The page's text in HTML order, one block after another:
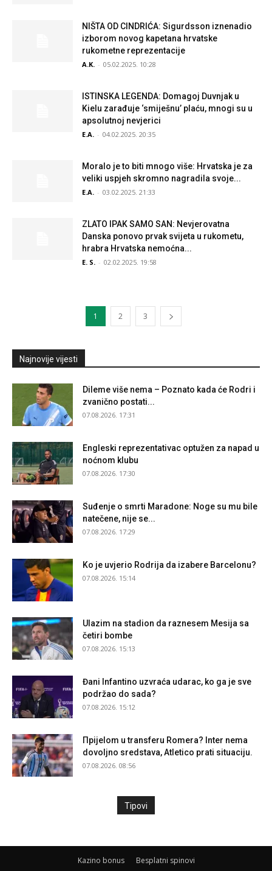
NIŠTA OD CINDRIĆA: Sigurdsson iznenadio
izborom novog kapetana hrvatske
rukometne reprezentacije
A.K. - 05.02.2025. 10:28
ISTINSKA LEGENDA: Domagoj Duvnjak u
Kielu zarađuje ‘smiješnu’ plaću, mnogi su u
apsolutnoj nevjerici
E.A. - 04.02.2025. 20:35
Moralo je to biti mnogo više: Hrvatska je za
veliki uspjeh skromno nagradila svoje...
E.A. - 03.02.2025. 21:33
ZLATO IPAK SAMO SAN: Nevjerovatna
Danska ponovo prvak svijeta u rukometu,
hrabra Hrvatska nemoćna...
E. S. - 02.02.2025. 19:58
1 2 3
Najnovije vijesti
Dileme više nema – Poznato kada će Rodri i
zvanično postati...
07.08.2026. 17:31
Engleski reprezentativac optužen za napad u
noćnom klubu
07.08.2026. 17:30
Suđenje o smrti Maradone: Noge su mu bile
natečene, nije se...
07.08.2026. 17:29
Ko je uvjerio Rodrija da izabere Barcelonu?
07.08.2026. 15:14
Ulazim na stadion da raznesem Mesija sa
četiri bombe
07.08.2026. 15:13
Đani Infantino uzvraća udarac, ko ga je sve
podržao do sada?
07.08.2026. 15:12
Прijelom u transferu Romera? Inter nema
dovoljno sredstava, Atletico prati situaciju.
07.08.2026. 08:56
Tipovi
Kazino bonus Besplatni spinovi